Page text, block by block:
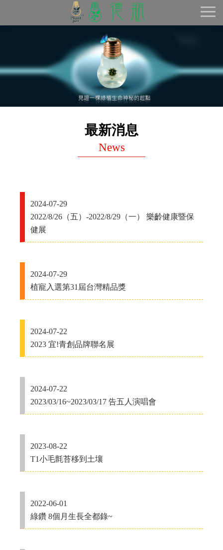
最新消息
News
2024-07-29
2022/8/26（五）-2022/8/29（一） 樂齡健康暨保
健展
2024-07-29
植寵入選第31屆台灣精品獎
2024-07-22
2023 宜!青創品牌聯名展
2024-07-22
2023/03/16~2023/03/17 告五人演唱會
2023-08-22
T1小毛氈苔移到土壤
2022-06-01
綠鑽 8個月生長全都錄~